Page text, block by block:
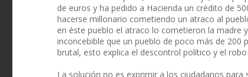
de euros y ha pedido a Hacienda un crédito de
hacerse millonario cometiendo un atraco al
en éste pueblo el atraco lo cometieron la madre
inconcebible que un pueblo de poco más de 200
brutal, esto explica el descontrol político y el
La solución no es exprimir a los ciudadanos